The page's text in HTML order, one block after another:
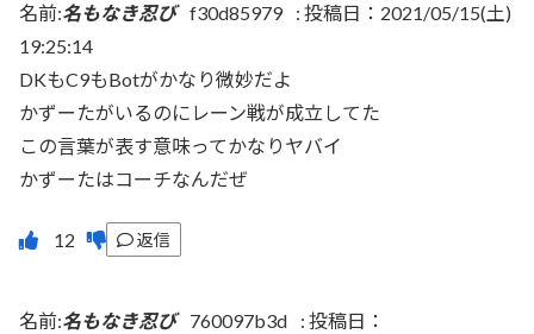
名前:名もなき忍び f30d85979 : 投稿日：2021/05/15(土)
19:25:14
DKもC9もBotがかなり微妙だよ
かずーたがいるのにレーン戦が成立してた
この言葉が表す意味ってかなりヤバイ
かずーたはコーチなんだぜ
返信
名前:名もなき忍び 760097b3d : 投稿日：